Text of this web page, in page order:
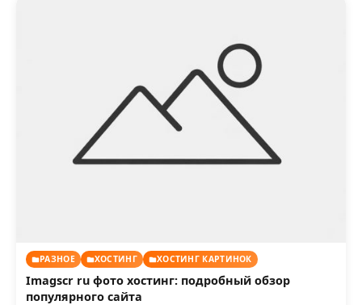
РАЗНОЕ ХОСТИНГ ХОСТИНГ КАРТИНОК
Imagscr ru фото хостинг: подробный обзор
популярного сайта